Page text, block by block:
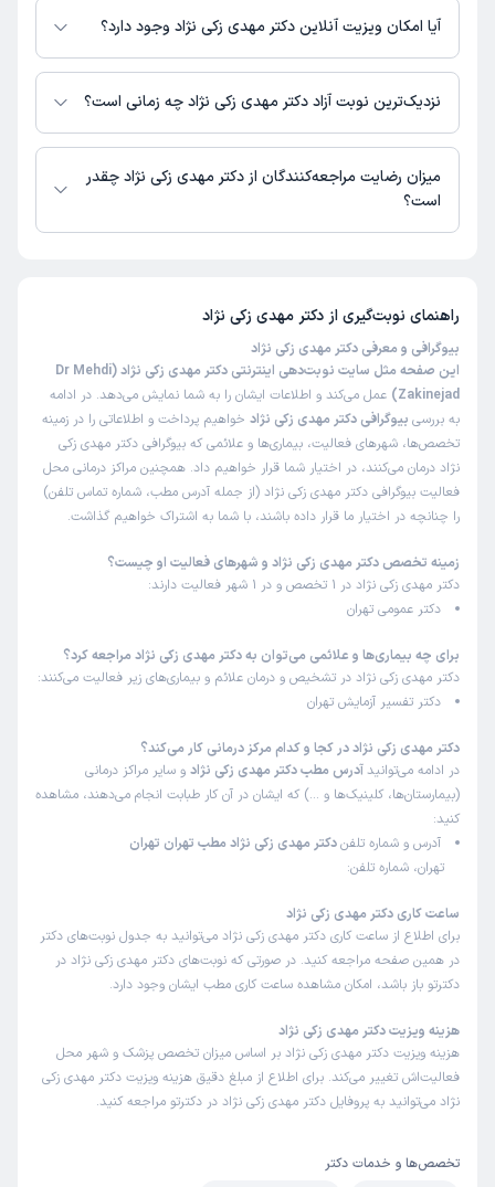
نیست.
آیا امکان ویزیت آنلاین دکتر مهدی زکی نژاد وجود دارد؟
در حال حاضر اطلاعاتی درباره ارائه ویزیت آنلاین توسط دکتر مهدی زکی نژاد در
دسترس نیست. برای دریافت اطلاعات دقیق‌تر، لطفاً با مطب تماس بگیرید.
نزدیک‌ترین نوبت آزاد دکتر مهدی زکی نژاد چه زمانی است؟
زمان نوبت‌دهی و پذیرش بیماران با هماهنگی مطب مشخص می‌شود.
میزان رضایت مراجعه‌کنندگان از دکتر مهدی زکی نژاد چقدر
است؟
راهنمای نوبت‌گیری از دکتر مهدی زکی نژاد
بیوگرافی و معرفی دکتر مهدی زکی نژاد
این صفحه مثل سایت نوبت‌دهی اینترنتی دکتر مهدی زکی نژاد (Dr Mehdi
Zakinejad)
عمل می‌کند و اطلاعات ایشان را به شما نمایش می‌دهد. در ادامه
به بررسی بیوگرافی دکتر مهدی زکی نژاد خواهیم پرداخت و اطلاعاتی را در زمینه
تخصص‌ها، شهرهای فعالیت، بیماری‌ها و علائمی که بیوگرافی دکتر مهدی زکی
نژاد درمان می‌کنند، در اختیار شما قرار خواهیم داد. همچنین مراکز درمانی محل
فعالیت بیوگرافی دکتر مهدی زکی نژاد (از جمله آدرس مطب، شماره تماس تلفن)
را چنانچه در اختیار ما قرار داده باشند، با شما به اشتراک خواهیم گذاشت.
زمینه تخصص دکتر مهدی زکی نژاد و شهرهای فعالیت او چیست؟
دکتر مهدی زکی نژاد در 1 تخصص و در 1 شهر فعالیت دارند:
دکتر عمومی تهران
برای چه بیماری‌ها و علائمی می‌توان به دکتر مهدی زکی نژاد مراجعه کرد؟
دکتر مهدی زکی نژاد در تشخیص و درمان علائم و بیماری‌های زیر فعالیت می‌کنند:
دکتر تفسیر آزمایش تهران
دکتر مهدی زکی نژاد در کجا و کدام مرکز درمانی کار می‌کند؟
در ادامه می‌توانید آدرس مطب دکتر مهدی زکی نژاد و سایر مراکز درمانی
(بیمارستان‌ها، کلینیک‌ها و …) که ایشان در آن کار طبابت انجام می‌دهند، مشاهده
کنید:
آدرس و شماره تلفندکتر مهدی زکی نژاد مطب تهران تهران
تهران، شماره تلفن:
ساعت کاری دکتر مهدی زکی نژاد
برای اطلاع از ساعت کاری دکتر مهدی زکی نژاد می‌توانید به جدول نوبت‌های دکتر
در همین صفحه مراجعه کنید. در صورتی که نوبت‌های دکتر مهدی زکی نژاد در
دکترتو باز باشد، امکان مشاهده ساعت کاری مطب ایشان وجود دارد.
هزینه ویزیت دکتر مهدی زکی نژاد
هزینه ویزیت دکتر مهدی زکی نژاد بر اساس میزان تخصص پزشک و شهر محل
فعالیت‌اش تغییر می‌کند. برای اطلاع از مبلغ دقیق هزینه ویزیت دکتر مهدی زکی
نژاد می‌توانید به پروفایل دکتر مهدی زکی نژاد در دکترتو مراجعه کنید.
تخصص‌ها و خدمات دکتر